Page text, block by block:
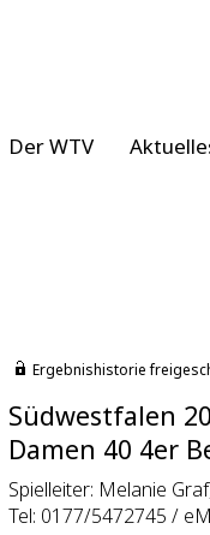
Der WTV
Ergebnishistorie
Südwestfalen
Damen 40 4er
Spielleiter: Melanie
Tel: 0177/5472745 /